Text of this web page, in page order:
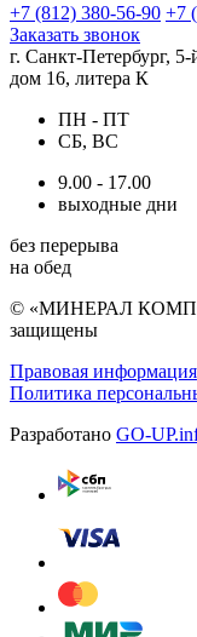
+7 (812) 380-56-90 +7
Заказать звонок
г. Санкт-Петербург,
дом 16, литера К
ПН - ПТ
СБ, ВС
9.00 - 17.00
выходные дни
без перерыва
на обед
© «МИНЕРАЛ
защищены
Правовая информация
Политика
Разработано GO-